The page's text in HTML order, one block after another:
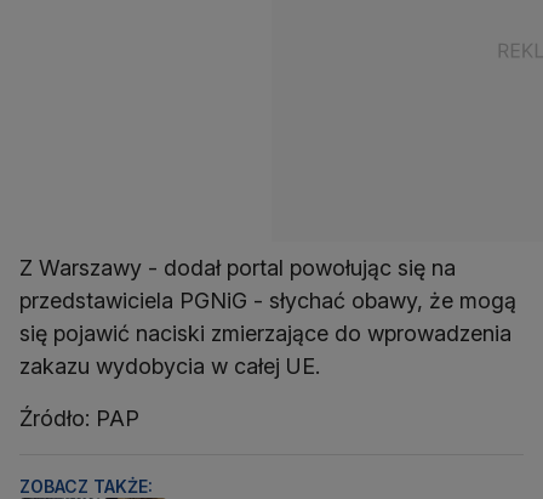
Z Warszawy - dodał portal powołując się na
przedstawiciela PGNiG - słychać obawy, że mogą
się pojawić naciski zmierzające do wprowadzenia
zakazu wydobycia w całej UE.
Źródło: PAP
ZOBACZ TAKŻE: